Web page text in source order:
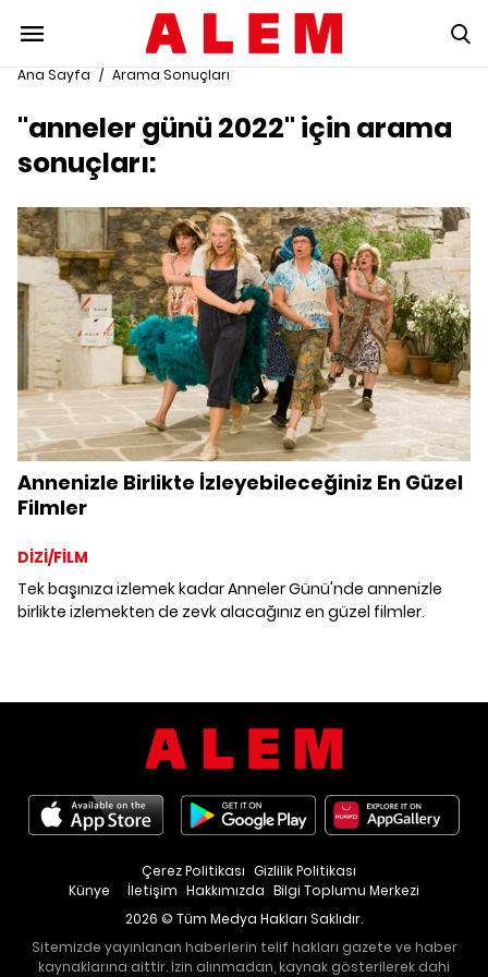
Ana Sayfa / Arama Sonuçları
"anneler günü 2022" için arama
sonuçları:
Annenizle Birlikte İzleyebileceğiniz En Güzel
Filmler
DİZİ/FİLM
Tek başınıza izlemek kadar Anneler Günü'nde annenizle
birlikte izlemekten de zevk alacağınız en güzel filmler.
Künye İletişim Hakkımızda Bilgi Toplumu Merkezi
Çerez Politikası Gizlilik Politikası
2026 © Tüm Medya Hakları Saklıdır.
Sitemizde yayınlanan haberlerin telif hakları gazete ve haber
kaynaklarına aittir. İzin alınmadan, kaynak gösterilerek dahi